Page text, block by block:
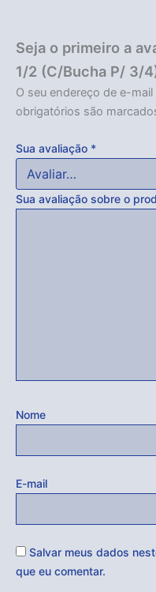
Seja o primeiro a
1/2 (C/Bucha P/ 3/
O seu endereço de e-
obrigatórios são
Sua avaliação *
Sua avaliação sobre o
Nome
E-mail
Salvar meus dados
que eu comentar.